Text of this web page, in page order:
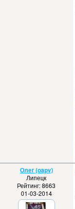
Олег (oapv)
Липецк
Рейтинг: 8663
01-03-2014